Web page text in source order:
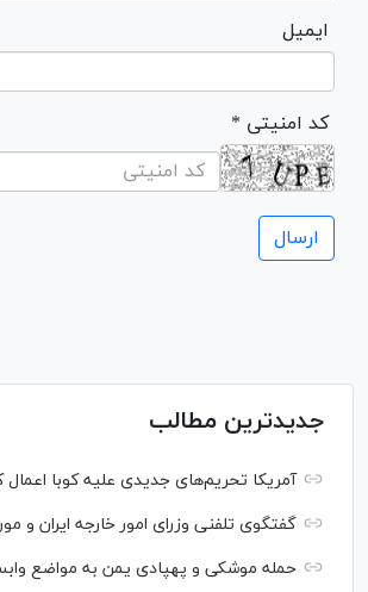
ایمیل
* کد امنیتی
جدیدترین مطالب
آمریکا تحریم‌های جدیدی علیه کوبا اعمال
گفتگوی تلفنی وزرای امور خارجه ایران و
حمله موشکی و پهپادی یمن به مواضع